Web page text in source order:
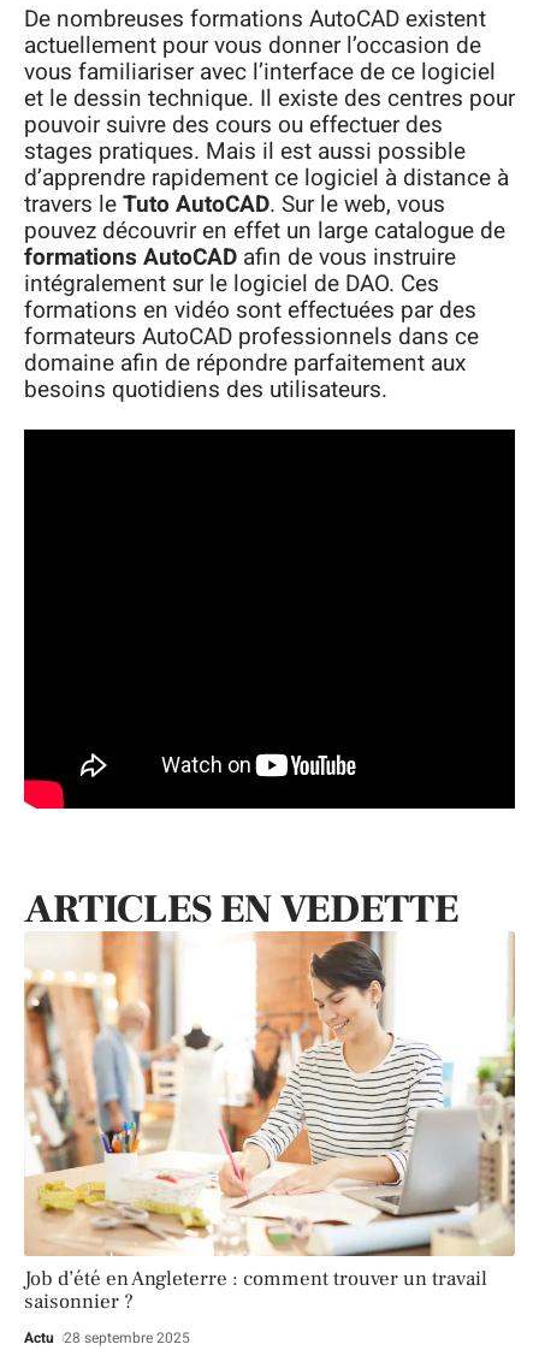
De nombreuses formations AutoCAD existent
actuellement pour vous donner l’occasion de
vous familiariser avec l’interface de ce logiciel
et le dessin technique. Il existe des centres pour
pouvoir suivre des cours ou effectuer des
stages pratiques. Mais il est aussi possible
d’apprendre rapidement ce logiciel à distance à
travers leTuto AutoCAD. Sur le web, vous
pouvez découvrir en effet un large catalogue de
formations AutoCAD afin de vous instruire
intégralement sur le logiciel de DAO. Ces
formations en vidéo sont effectuées par des
formateurs AutoCAD professionnels dans ce
domaine afin de répondre parfaitement aux
besoins quotidiens des utilisateurs.
ARTICLES EN VEDETTE
Job d’été en Angleterre : comment trouver un travail
saisonnier ?
Actu 28 septembre 2025